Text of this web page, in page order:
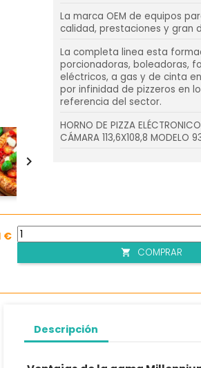

La marca OEM de equipos
calidad, prestaciones y gran
La completa linea esta
porcionadoras, boleadoras,
eléctricos, a gas y de cinta
por infinidad de pizzeros en
referencia del sector.
HORNO DE PIZZA
CÁMARA 113,6X108,8 MODELO
€
 COMPRAR
Descripción